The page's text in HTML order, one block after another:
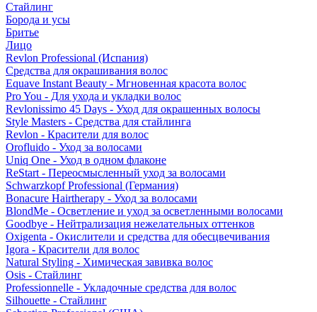
Стайлинг
Борода и усы
Бритье
Лицо
Revlon Professional (Испания)
Средства для окрашивания волос
Equave Instant Beauty - Мгновенная красота волос
Pro You - Для ухода и укладки волос
Revlonissimo 45 Days - Уход для окрашенных волосы
Style Masters - Средства для стайлинга
Revlon - Красители для волос
Orofluido - Уход за волосами
Uniq One - Уход в одном флаконе
ReStart - Переосмысленный уход за волосами
Schwarzkopf Professional (Германия)
Bonacure Hairtherapy - Уход за волосами
BlondMe - Осветление и уход за осветленными волосами
Goodbye - Нейтрализация нежелательных оттенков
Oxigenta - Окислители и средства для обесцвечивания
Igora - Красители для волос
Natural Styling - Химическая завивка волос
Osis - Стайлинг
Professionnelle - Укладочные средства для волос
Silhouette - Стайлинг